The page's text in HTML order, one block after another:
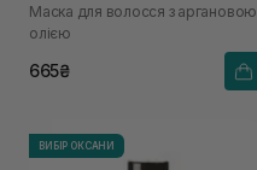
Маска для волосся з аргановою
олією
665₴
ВИБІР ОКСАНИ